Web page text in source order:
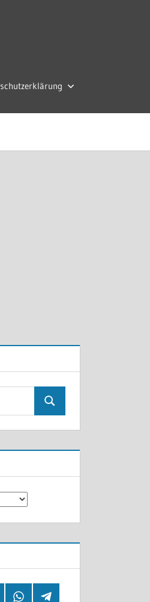
WhatsappTelegram